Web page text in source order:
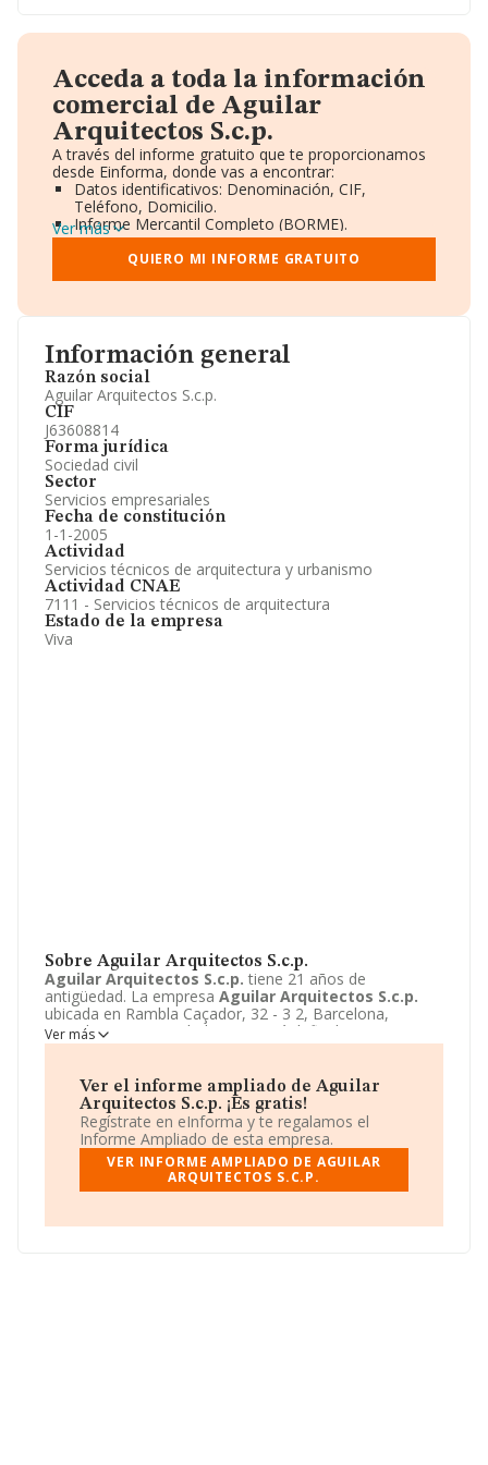
Información general
Razón social
Aguilar Arquitectos S.c.p.
CIF
J63608814
Forma jurídica
Sociedad civil
Sector
Servicios empresariales
Fecha de constitución
1-1-2005
Actividad
Servicios técnicos de arquitectura y urbanismo
Actividad CNAE
7111 - Servicios técnicos de arquitectura
Estado de la empresa
Viva
Sobre Aguilar Arquitectos S.c.p.
Aguilar Arquitectos S.c.p. tiene 21 años de
antigüedad. La empresa Aguilar Arquitectos S.c.p.
ubicada en Rambla Caçador, 32 - 3 2, Barcelona,
Barcelona. Su actividad CNAE está definida como 7111 -
Servicios técnicos de arquitectura. La forma jurídica de
Ver más
Ver el informe ampliado de Aguilar
Arquitectos S.c.p. ¡Es gratis!
Regístrate en eInforma y te regalamos el
Informe Ampliado de esta empresa.
VER INFORME AMPLIADO DE AGUILAR
ARQUITECTOS S.C.P.
Acceda a toda la información
comercial de Aguilar
Arquitectos S.c.p.
A través del informe gratuito que te proporcionamos
desde Einforma, donde vas a encontrar:
Datos identificativos: Denominación, CIF,
Teléfono, Domicilio.
Informe Mercantil Completo (BORME).
Gráficos de Evolución Ventas y Empleados.
Consejo de Administración y Administradores.
Directivos y Ejecutivos.
Información oficial y registral complementaria.
Ver más
QUIERO MI INFORME GRATUITO